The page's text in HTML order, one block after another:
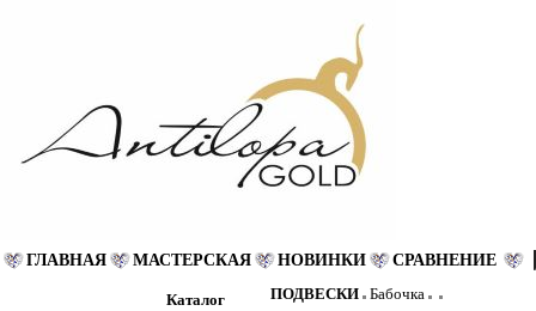
ГЛАВНАЯ МАСТЕРСКАЯ НОВИНКИ СРАВНЕНИЕ
Каталог ПОДВЕСКИ Бабочка